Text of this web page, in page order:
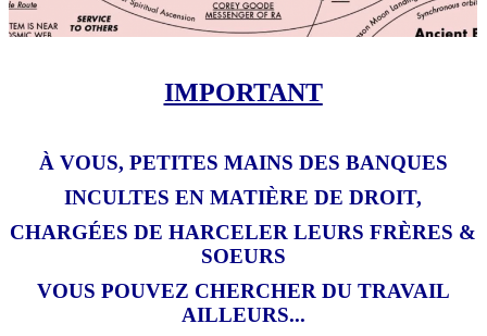
IMPORTANT
À VOUS, PETITES MAINS DES BANQUES
INCULTES EN MATIÈRE DE DROIT,
CHARGÉES DE HARCELER LEURS FRÈRES &
SOEURS
VOUS POUVEZ CHERCHER DU TRAVAIL
AILLEURS...